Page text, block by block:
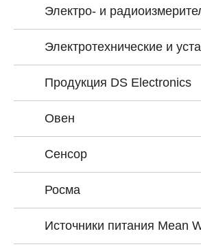
Электро- и
Электротехнические и
Продукция DS Electronics
Овен
Сенсор
Росма
Источники питания Mean